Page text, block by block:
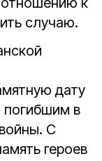
случаю.
дату
погибшим в
С
героев